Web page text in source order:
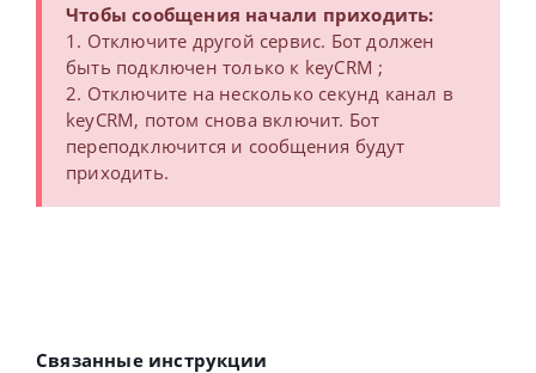
Чтобы сообщения начали приходить:
1. Отключите другой сервис. Бот должен
быть подключен только к keyCRM ;
2. Отключите на несколько секунд канал в
keyCRM, потом снова включит. Бот
переподключится и сообщения будут
приходить.
Связанные инструкции